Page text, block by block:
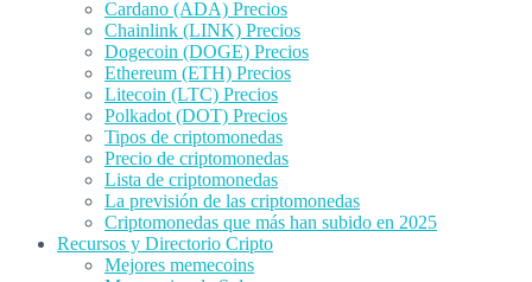
Cardano (ADA) Precios
Chainlink (LINK) Precios
Dogecoin (DOGE) Precios
Ethereum (ETH) Precios
Litecoin (LTC) Precios
Polkadot (DOT) Precios
Tipos de criptomonedas
Precio de criptomonedas
Lista de criptomonedas
La previsión de las criptomonedas
Criptomonedas que más han subido en 2025
Recursos y Directorio Cripto
Mejores memecoins